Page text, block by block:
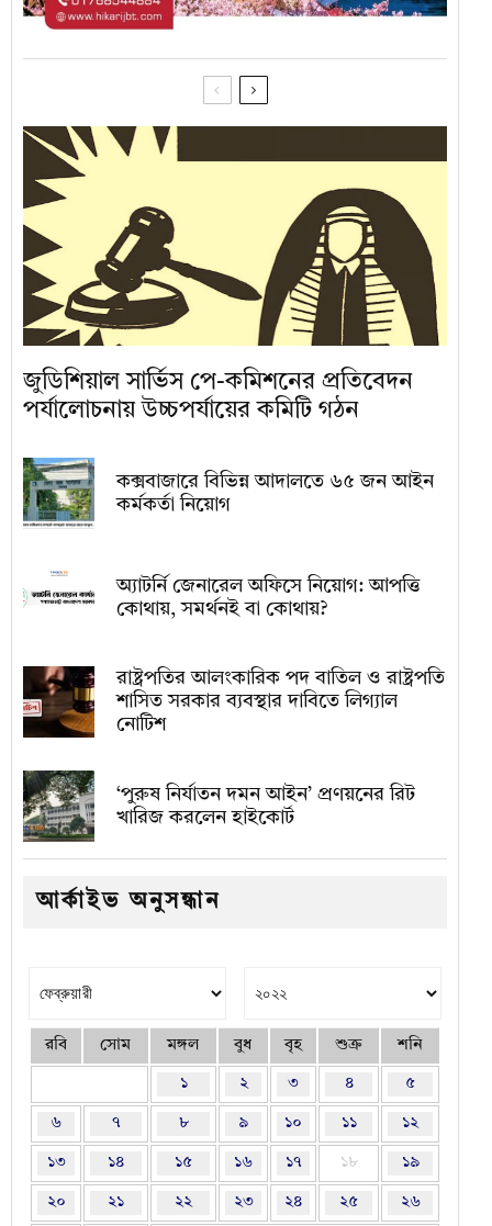
জুডিশিয়াল সার্ভিস পে-কমিশনের প্রতিবেদন
পর্যালোচনায় উচ্চপর্যায়ের কমিটি গঠন
কক্সবাজারে বিভিন্ন আদালতে ৬৫ জন আইন
কর্মকর্তা নিয়োগ
অ্যাটর্নি জেনারেল অফিসে নিয়োগ: আপত্তি
কোথায়, সমর্থনই বা কোথায়?
রাষ্ট্রপতির আলংকারিক পদ বাতিল ও রাষ্ট্রপতি
শাসিত সরকার ব্যবস্থার দাবিতে লিগ্যাল
নোটিশ
‘পুরুষ নির্যাতন দমন আইন’ প্রণয়নের রিট
খারিজ করলেন হাইকোর্ট
আর্কাইভ অনুসন্ধান
রবি সোম মঙ্গল বুধ বৃহ শুক্র শনি
১ ২ ৩ ৪ ৫
৬ ৭ ৮ ৯ ১০ ১১ ১২
১৩ ১৪ ১৫ ১৬ ১৭ ১৮ ১৯
২০ ২১ ২২ ২৩ ২৪ ২৫ ২৬